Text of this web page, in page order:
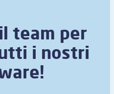
team per
i nostri